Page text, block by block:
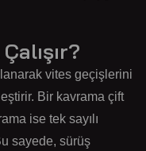
vites geçişlerini
Bir kavrama çift
ise tek sayılı
sayede, sürüş